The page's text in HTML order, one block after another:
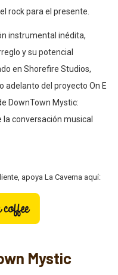
rock para el presente.
instrumental inédita,
y su potencial
en Shorefire Studios,
adelanto del proyecto On E
DownTown Mystic:
conversación musical
apoya La Caverna aquí:
Mystic